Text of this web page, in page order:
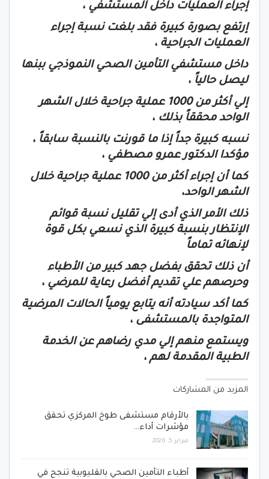
إجراء العمليات داخل المستشفي ،
إرتفع بصورة كبيرة فقد بلغت نسبة إجراء
العمليات الجراحية ،
داخل مستشفي التأمين الصحي النموذجي ببنها
ليصل حالياً ،
إلي أكثر من 1000 عملية جراحية خلال الشهر
الواحد محققاً بذلك ،
نسبه كبيرة جداً إذا ما قورنت بالنسبة سابقاً ،
مؤكدا الدكتور عمرو مصطفي ،
كما أن إجراء أكثر من 1000 عملية جراحية خلال
الشهر الواحد،
ذلك الأمر الذي أدى إلي تقليل نسبة قوائم
الإنتظار بنسبة كبيرة الذي نسعي بكل قوة
لإنهائه تماماً
أن ذلك تحقق بفضل جهد كبير من الأطباء
وحرصهم علي تقديم أفضل رعاية للمرضي ،
كما أكد سيادته أنه يتابع يومياً الحالات المرضية
المتواجدة بالمستشفى ،
ويستمع منهم إلي مدي رضاهم عن الخدمة
الطبية المقدمة لهم ،
المزيد من المشاركات
بالأرقام مستشفى طوخ المركزي تحقق
مؤشرات أداء…
فبراير 5, 2026
أطباء التأمين الصحي بالقليوبية تنجح في